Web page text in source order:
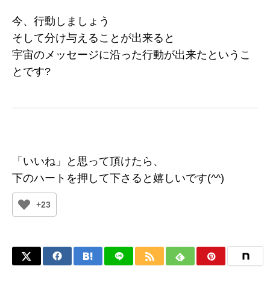
今、行動しましょう
そして分け与えることが出来ると
宇宙のメッセージに沿った行動が出来たというこ
とです?
「いいね」と思って頂けたら、
下のハートを押して下さると嬉しいです(^^)
+23